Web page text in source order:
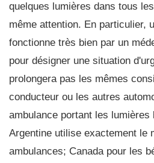
quelques lumières dans tous
même attention. En particulier,
fonctionne très bien par un
pour désigner une situation
prolongera pas les mêmes
conducteur ou les autres
ambulance portant les lumières
Argentine utilise exactement le
ambulances; Canada pour les